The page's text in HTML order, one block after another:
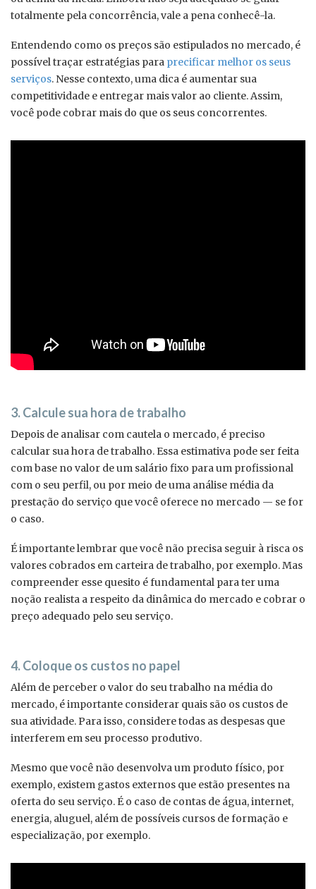
totalmente pela concorrência, vale a pena conhecê-la.
Entendendo como os preços são estipulados no mercado, é
possível traçar estratégias para precificar melhor os seus
serviços. Nesse contexto, uma dica é aumentar sua
competitividade e entregar mais valor ao cliente. Assim,
você pode cobrar mais do que os seus concorrentes.
3. Calcule sua hora de trabalho
Depois de analisar com cautela o mercado, é preciso
calcular sua hora de trabalho. Essa estimativa pode ser feita
com base no valor de um salário fixo para um profissional
com o seu perfil, ou por meio de uma análise média da
prestação do serviço que você oferece no mercado — se for
o caso.
É importante lembrar que você não precisa seguir à risca os
valores cobrados em carteira de trabalho, por exemplo. Mas
compreender esse quesito é fundamental para ter uma
noção realista a respeito da dinâmica do mercado e cobrar o
preço adequado pelo seu serviço.
4. Coloque os custos no papel
Além de perceber o valor do seu trabalho na média do
mercado, é importante considerar quais são os custos de
sua atividade. Para isso, considere todas as despesas que
interferem em seu processo produtivo.
Mesmo que você não desenvolva um produto físico, por
exemplo, existem gastos externos que estão presentes na
oferta do seu serviço. É o caso de contas de água, internet,
energia, aluguel, além de possíveis cursos de formação e
especialização, por exemplo.